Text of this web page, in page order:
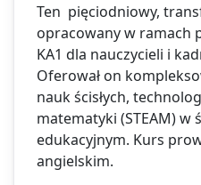
Ten pięciodniowy,
opracowany w ramach
KA1 dla nauczycieli i
Oferował on
nauk ścisłych,
matematyki (STEAM) w
edukacyjnym. Kurs
angielskim.